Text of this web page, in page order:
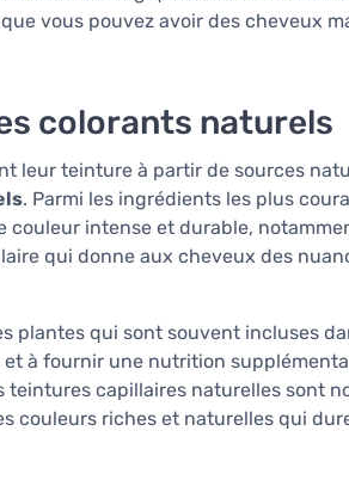
vous pouvez avoir des cheveux
colorants naturels
leur teinture à partir de sources
. Parmi les ingrédients les plus
couleur intense et durable,
qui donne aux cheveux des
plantes qui sont souvent incluses
à fournir une nutrition
capillaires naturelles sont
couleurs riches et naturelles qui